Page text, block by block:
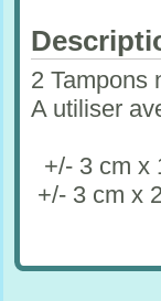
2 Tampons
A utiliser
+/- 3 cm x
+/- 3 cm x